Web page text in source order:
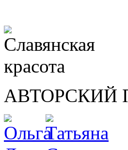
АВТОРСКИЙ